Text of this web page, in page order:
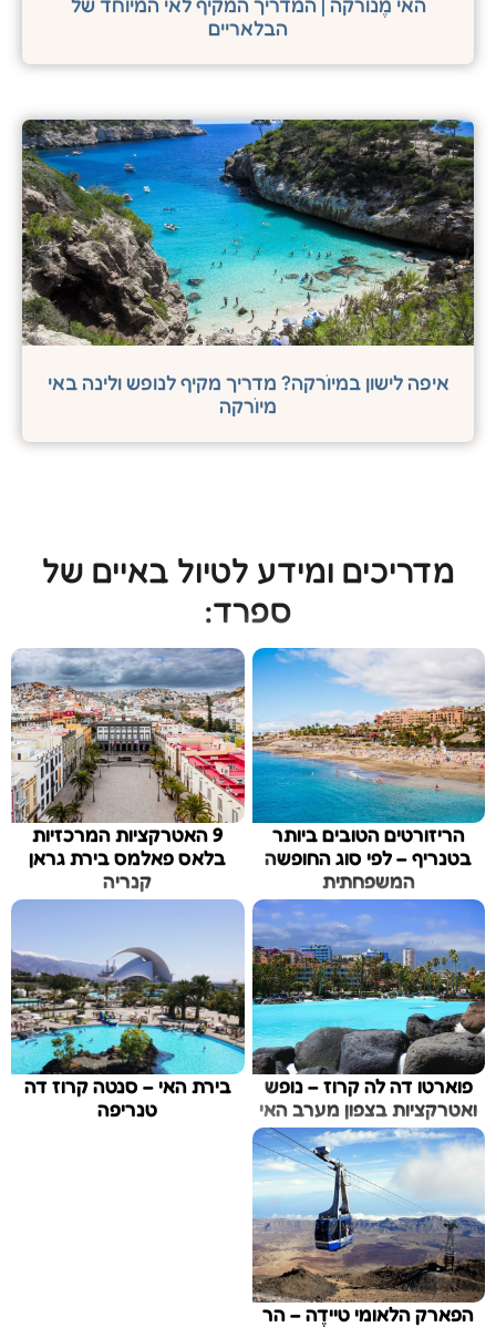
הבלאריים
איפה לישון במיוֺרקה? מדריך מקיף לנופש ולינה באי
מיוֺרקה
מדריכים ומידע לטיול באיים של
ספרד:
הריזורטים הטובים ביותר
בטנריף – לפי סוג החופשה
המשפחתית
9 האטרקציות המרכזיות
בלאס פאלמס בירת גראן
קנריה
פוארטו דה לה קרוז – נופש
ואטרקציות בצפון מערב האי
בירת האי – סנטה קרוז דה
טנריפה
הפארק הלאומי טיידֶה – הר